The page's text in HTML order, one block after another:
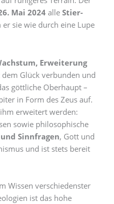
Mai 2024 alleStier-
sie wie durch eine Lupe
Erweiterung
Glück verbunden und
göttliche Oberhaupt –
in Form des Zeus auf.
erweitert werden:
sowie philosophische
Sinnfragen, Gott und
und ist stets bereit
Wissen verschiedenster
ist das hohe